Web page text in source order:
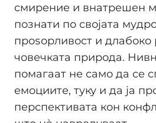
смирение и внатрешен
познати по својата
проѕорливост и
човечката природа.
помагаат не само да се
емоциите, туку и да ја
перспективата кон